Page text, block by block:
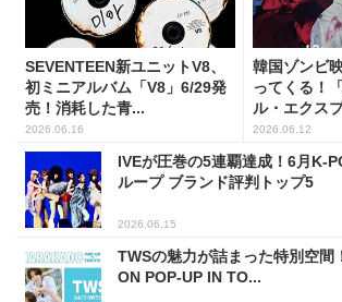
SEVENTEEN新ユニットV8、
初ミニアルバム「V8」6/29発
売！消耗した青...
2026.06.16
韓国ゾンビ
ってくる！
ル・エクス
2026.06.12
IVEが圧巻の5連覇達成！6月K-
ループ ブランド評判トップ5
2026.06.15
TWSの魅力が詰まった特別空間
ON POP-UP IN TO...